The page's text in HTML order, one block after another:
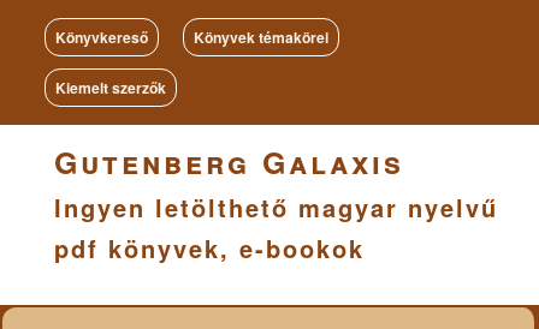
Könyvkereső Könyvek témakörei
Kiemelt szerzők
Gutenberg Galaxis
Ingyen letölthető magyar nyelvű
pdf könyvek, e-bookok